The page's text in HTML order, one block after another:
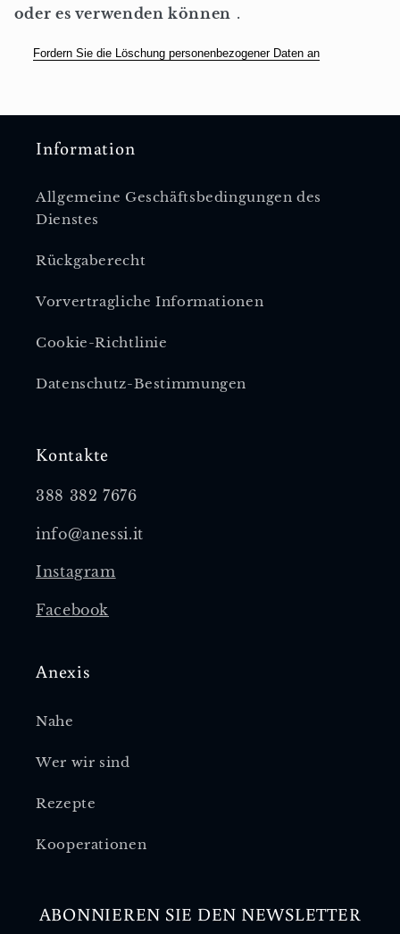
oder es verwenden können .
Fordern Sie die Löschung personenbezogener Daten an
Information
Allgemeine Geschäftsbedingungen des
Dienstes
Rückgaberecht
Vorvertragliche Informationen
Cookie-Richtlinie
Datenschutz-Bestimmungen
Kontakte
388 382 7676
info@anessi.it
Instagram
Facebook
Anexis
Nahe
Wer wir sind
Rezepte
Kooperationen
ABONNIEREN SIE DEN NEWSLETTER